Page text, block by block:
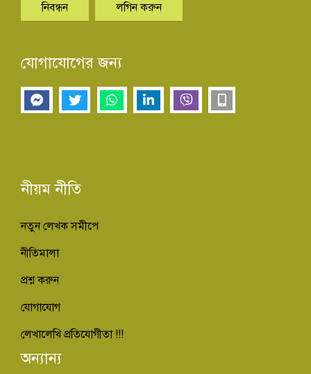
নিবন্ধন লগিন করুন
যোগাযোগের জন্য
নীয়ম নীতি
নতুন লেখক সমীপে
নীতিমালা
প্রশ্ন করুন
যোগাযোগ
লেখালেখি প্রতিযোগীতা !!!
অন্যান্য